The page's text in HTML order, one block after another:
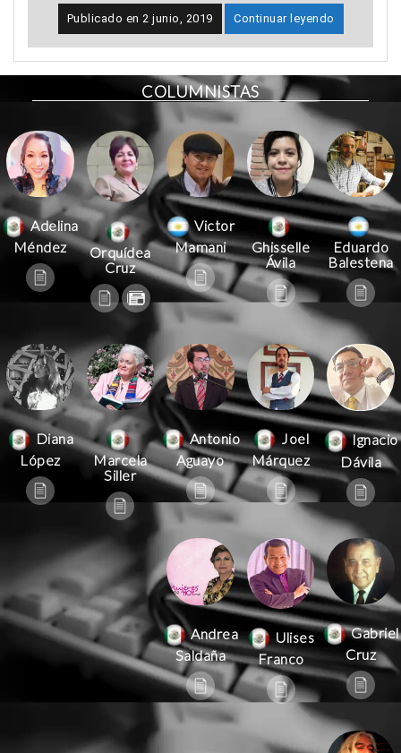
Publicado en 2 junio, 2019 Continuar leyendo
COLUMNISTAS
Adelina
Méndez
Orquídea
Cruz
Victor
Mamani
Ghisselle
Ávila
Eduardo
Balestena
Diana
López
Marcela
Siller
Antonio
Aguayo
Joel
Márquez
Ignacio
Dávila
Andrea
Saldaña
Ulises
Franco
Gabriel
Cruz